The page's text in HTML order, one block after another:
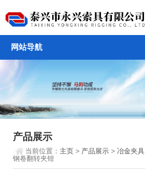
网站导航
产品展示
当前位置： 主页 > 产品展示 > 冶金夹具
钢卷翻转夹钳